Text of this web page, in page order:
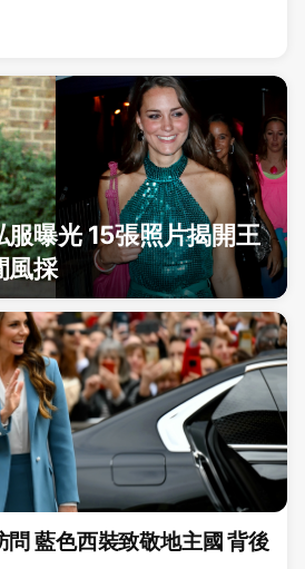
曝光 15張照片揭開王
風採
藍色西裝致敬地主國 背後